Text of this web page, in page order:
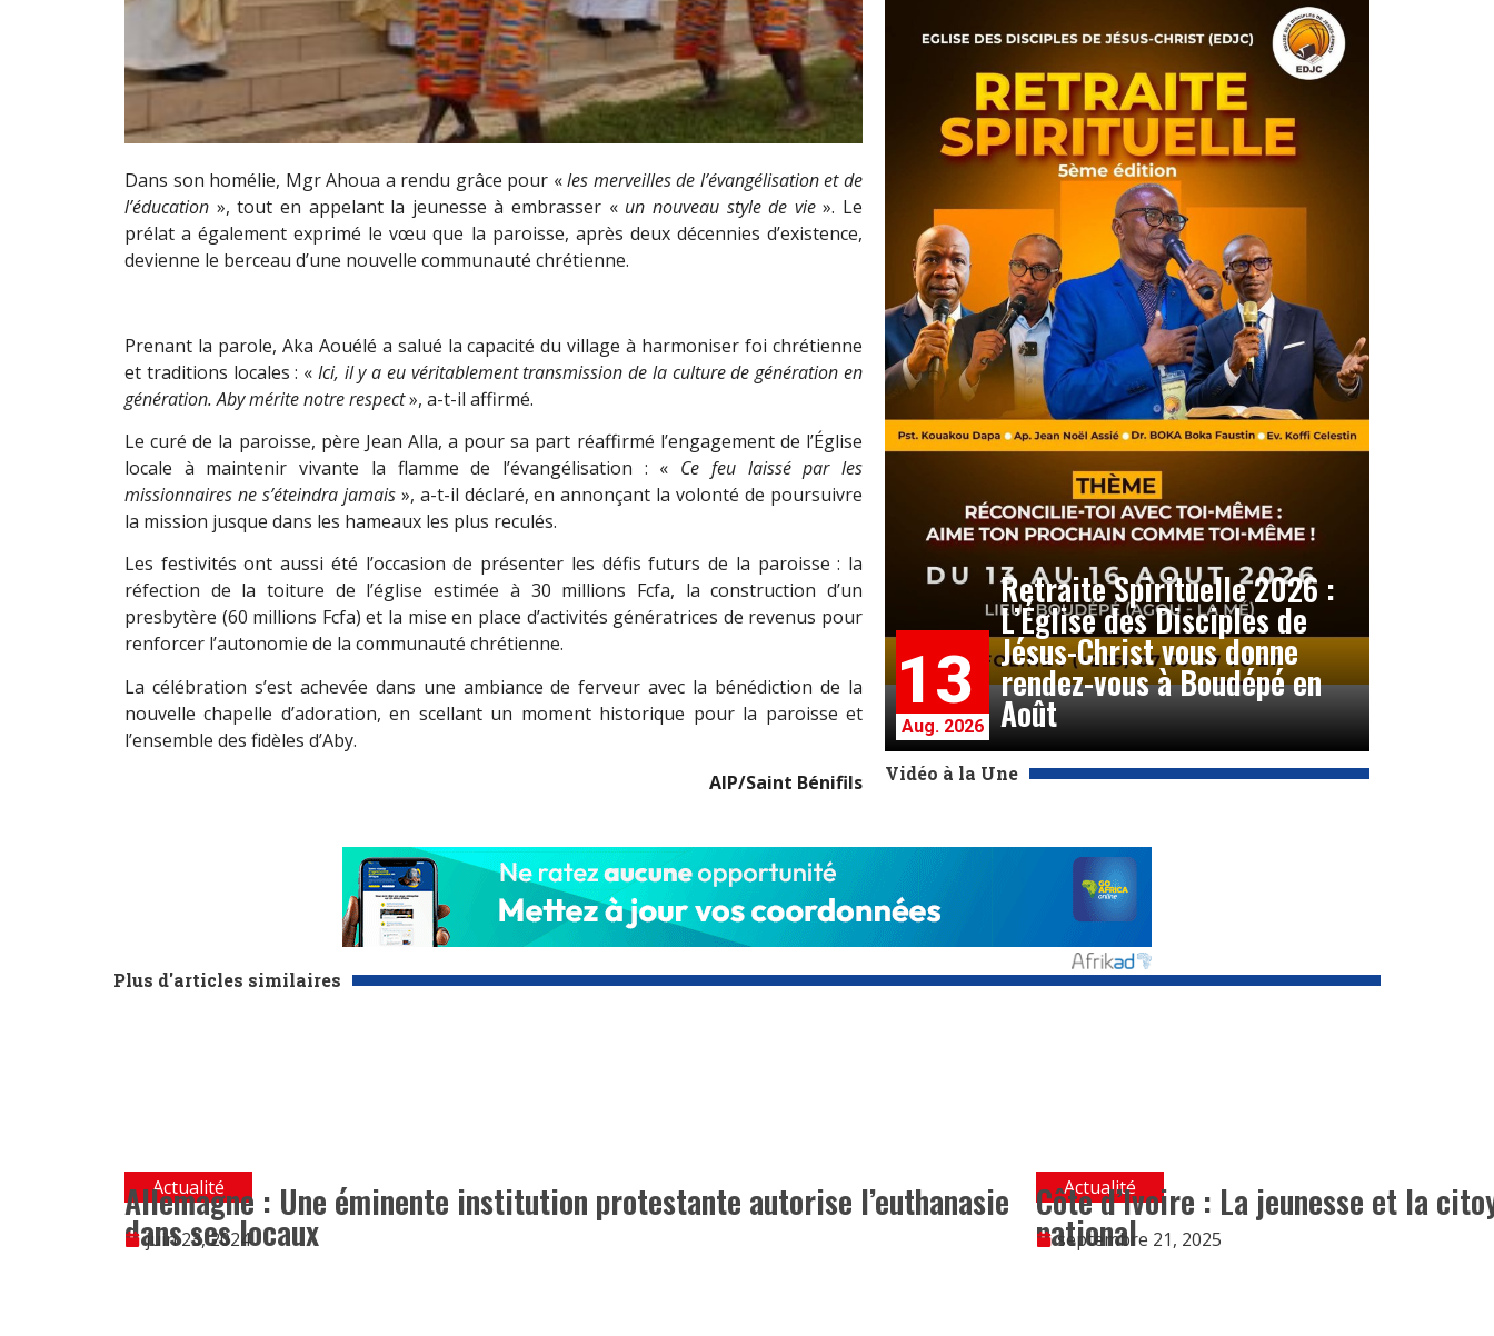
13
Aug. 2026
Retraite Spirituelle 2026 :
L’Église des Disciples de
Jésus-Christ vous donne
rendez-vous à Boudépé en
Août
Vidéo à la Une
Dans son homélie, Mgr Ahoua a rendu grâce pour «les merveilles de l’évangélisation et de
l’éducation », tout en appelant la jeunesse à embrasser « un nouveau style de vie». Le
prélat a également exprimé le vœu que la paroisse, après deux décennies d’existence,
devienne le berceau d’une nouvelle communauté chrétienne.
Prenant la parole, Aka Aouélé a salué la capacité du village à harmoniser foi chrétienne
et traditions locales : « Ici, il y a eu véritablement transmission de la culture de génération en
génération. Aby mérite notre respect», a-t-il affirmé.
Le curé de la paroisse, père Jean Alla, a pour sa part réaffirmé l’engagement de l’Église
locale à maintenir vivante la flamme de l’évangélisation : « Ce feu laissé par les
missionnaires ne s’éteindra jamais», a-t-il déclaré, en annonçant la volonté de poursuivre
la mission jusque dans les hameaux les plus reculés.
Les festivités ont aussi été l’occasion de présenter les défis futurs de la paroisse : la
réfection de la toiture de l’église estimée à 30 millions Fcfa, la construction d’un
presbytère (60 millions Fcfa) et la mise en place d’activités génératrices de revenus pour
renforcer l’autonomie de la communauté chrétienne.
La célébration s’est achevée dans une ambiance de ferveur avec la bénédiction de la
nouvelle chapelle d’adoration, en scellant un moment historique pour la paroisse et
l’ensemble des fidèles d’Aby.
AIP/Saint Bénifils
Plus d'articles similaires
Actualité
Allemagne : Une éminente institution protestante autorise l’euthanasie
dans ses locaux
juin 23, 2024
Actualité
Côte d’Ivoire : La jeunesse et la
national
septembre 21, 2025